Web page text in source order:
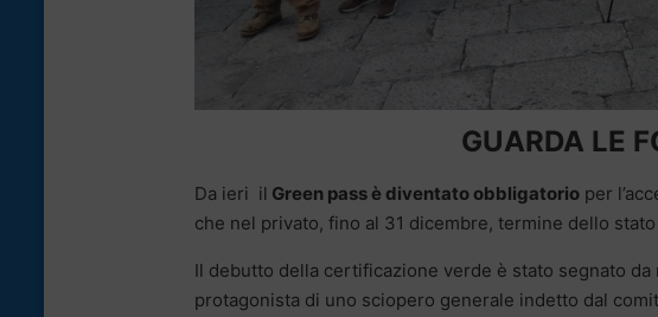
GUARDA LE
Da ieri il Green pass è diventato obbligatorio per
che nel privato, fino al 31 dicembre, termine dello stato
Il debutto della certificazione verde è stato segnato
protagonista di uno sciopero generale indetto dal